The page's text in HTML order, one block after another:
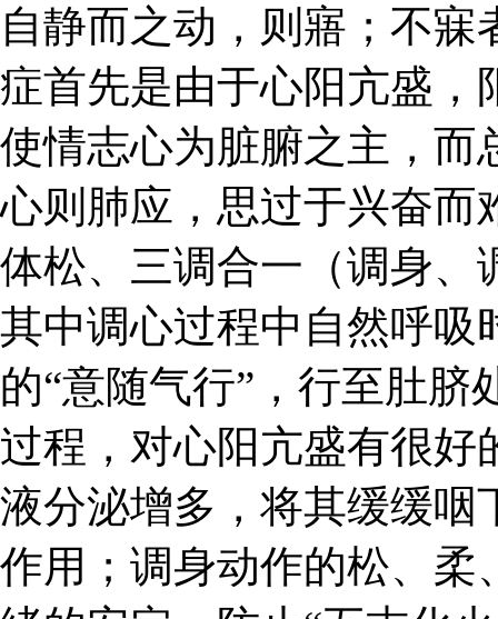
自静而之动，则寤；不寐
症首先是由于心阳亢盛，
使情志心为脏腑之主，而
心则肺应，思过于兴奋而
体松、三调合一（调身、
其中调心过程中自然呼吸
的“意随气行”，行至肚
过程，对心阳亢盛有很好
液分泌增多，将其缓缓咽
作用；调身动作的松、柔